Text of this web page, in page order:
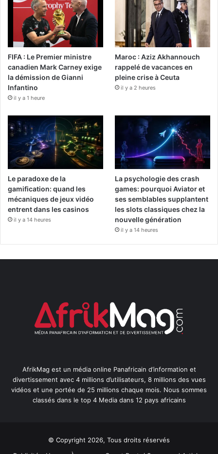
FIFA : Le Premier ministre
canadien Mark Carney exige
la démission de Gianni
Infantino
il y a 1 heure
Maroc : Aziz Akhannouch
rappelé de vacances en
pleine crise à Ceuta
il y a 2 heures
Le paradoxe de la
gamification: quand les
mécaniques de jeux vidéo
entrent dans les casinos
il y a 14 heures
La psychologie des crash
games: pourquoi Aviator et
ses semblables supplantent
les slots classiques chez la
nouvelle génération
il y a 14 heures
AfrikMag est un média online Panafricain d’information et
divertissement avec 4 millions d’utilisateurs, 8 millions des vues
vidéos et une portée de 25 millions chaque mois. Nous sommes
classés dans le top 4 Media dans 12 pays africains
© Copyright 2026, Tous droits réservés